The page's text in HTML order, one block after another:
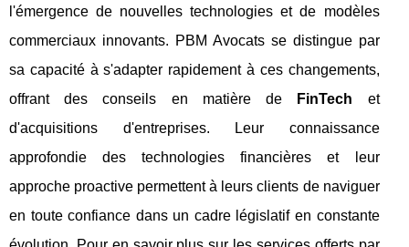
l'émergence de nouvelles technologies et de modèles
commerciaux innovants. PBM Avocats se distingue par
sa capacité à s'adapter rapidement à ces changements,
offrant des conseils en matière de
FinTech et
d'acquisitions d'entreprises. Leur connaissance
approfondie des technologies financières et leur
approche proactive permettent à leurs clients de naviguer
en toute confiance dans un cadre législatif en constante